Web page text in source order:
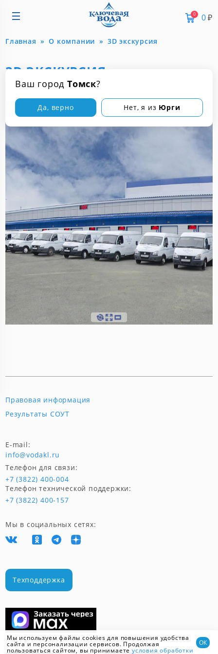
Ваш город Томск?
Да, верно Нет, я из Юрги
0 0₽
Мы используем файлы cookies для повышения удобства
сайта и персонализации сервисов. Продолжая
пользоваться сайтом, вы принимаетеусловия обработки
ОК
Главная О компании 3D экскурсия
3D ЭКСКУРСИЯ
Скачать мобильное приложение
Правовая информация
Результаты СОУТ
Телефон для связи:
+7 (3822) 400-004
Телефон технической поддержки:
+7 (3822) 400-157
E-mail:
info@vodakl.ru
Мы в социальных сетях:
Техподдержка